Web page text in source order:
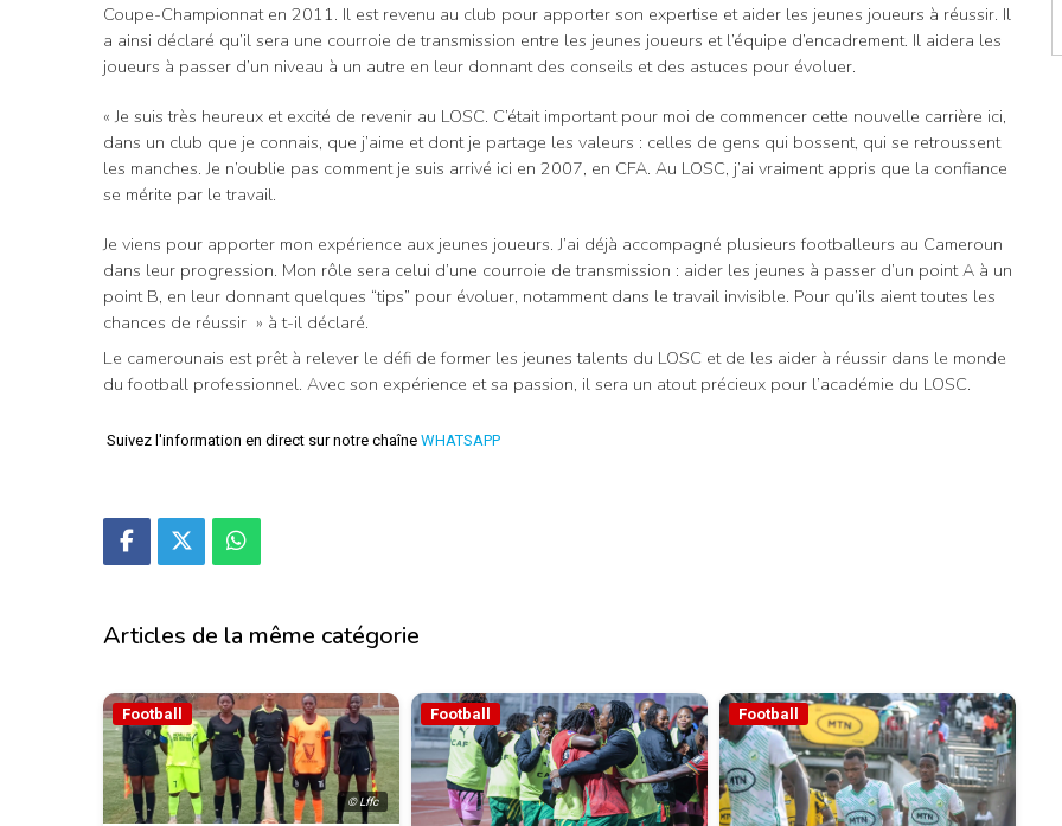
Coupe-Championnat en 2011. Il est revenu au club pour apporter son expertise et aider les jeunes joueurs à réussir. Il
a ainsi déclaré qu’il sera une courroie de transmission entre les jeunes joueurs et l’équipe d’encadrement. Il aidera les
joueurs à passer d’un niveau à un autre en leur donnant des conseils et des astuces pour évoluer.
« Je suis très heureux et excité de revenir au LOSC. C’était important pour moi de commencer cette nouvelle carrière ici,
dans un club que je connais, que j’aime et dont je partage les valeurs : celles de gens qui bossent, qui se retroussent
les manches. Je n’oublie pas comment je suis arrivé ici en 2007, en CFA. Au LOSC, j’ai vraiment appris que la confiance
se mérite par le travail.
Je viens pour apporter mon expérience aux jeunes joueurs. J’ai déjà accompagné plusieurs footballeurs au Cameroun
dans leur progression. Mon rôle sera celui d’une courroie de transmission : aider les jeunes à passer d’un point A à un
point B, en leur donnant quelques “tips” pour évoluer, notamment dans le travail invisible. Pour qu’ils aient toutes les
chances de réussir » à t-il déclaré.
Le camerounais est prêt à relever le défi de former les jeunes talents du LOSC et de les aider à réussir dans le monde
du football professionnel. Avec son expérience et sa passion, il sera un atout précieux pour l’académie du LOSC.
Suivez l'information en direct sur notre chaîne WHATSAPP
Articles de la même catégorie
© Lffc
Football Football Football